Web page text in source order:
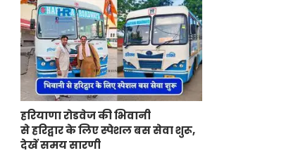
हरियाणा रोडवेज की भिवानी
से हरिद्वार के लिए स्पेशल बस सेवा शुरू,
देखें समय सारणी